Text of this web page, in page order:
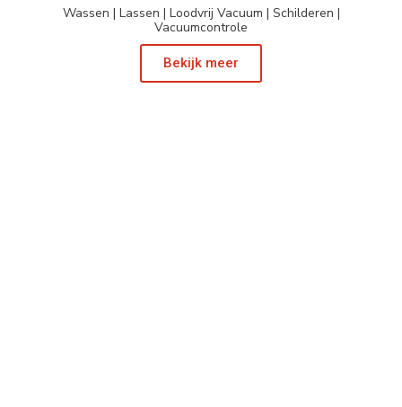
Wassen | Lassen | Loodvrij Vacuum | Schilderen |
Vacuumcontrole
Bekijk meer